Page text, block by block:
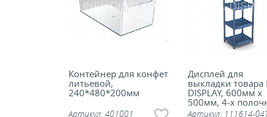
Контейнер для конфет
литьевой,
240*480*200мм
Артикул: 401001
Дисплей для
выкладки товара
DISPLAY, 600мм х
500мм, 4-х
с топером
Артикул: 111614-